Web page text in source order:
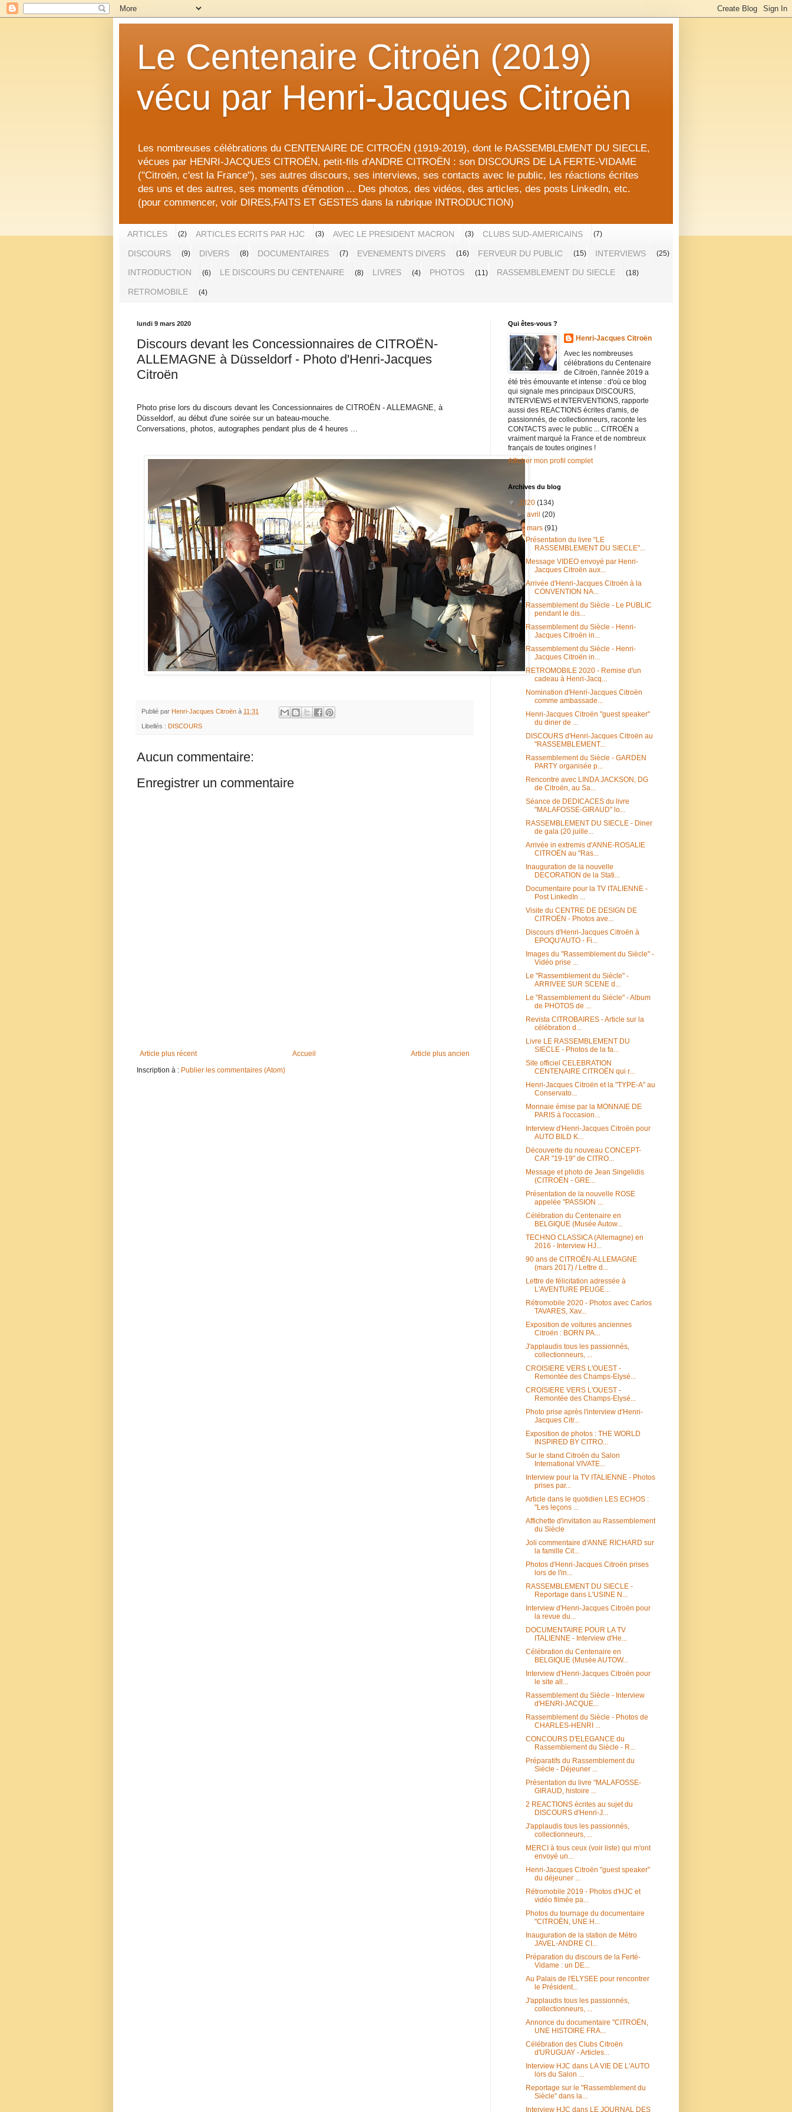
Le Centenaire Citroën (2019)
vécu par Henri-Jacques Citroën
Les nombreuses célébrations du CENTENAIRE DE CITROËN (1919-2019), dont le RASSEMBLEMENT DU SIECLE,
vécues par HENRI-JACQUES CITROËN, petit-fils d'ANDRE CITROËN : son DISCOURS DE LA FERTE-VIDAME
("Citroën, c'est la France"), ses autres discours, ses interviews, ses contacts avec le public, les réactions écrites
des uns et des autres, ses moments d'émotion ... Des photos, des vidéos, des articles, des posts LinkedIn, etc.
(pour commencer, voir DIRES,FAITS ET GESTES dans la rubrique INTRODUCTION)
ARTICLES (2) ARTICLES ECRITS PAR HJC (3) AVEC LE PRESIDENT MACRON (3) CLUBS SUD-AMERICAINS (7)
DISCOURS (9) DIVERS (8) DOCUMENTAIRES (7) EVENEMENTS DIVERS (16) FERVEUR DU PUBLIC (15) INTERVIEWS (25)
INTRODUCTION (6) LE DISCOURS DU CENTENAIRE (8) LIVRES (4) PHOTOS (11) RASSEMBLEMENT DU SIECLE (18)
RETROMOBILE (4)
lundi 9 mars 2020
Discours devant les Concessionnaires de CITROËN-
ALLEMAGNE à Düsseldorf - Photo d'Henri-Jacques
Citroën
Photo prise lors du discours devant les Concessionnaires de CITROËN - ALLEMAGNE, à
Düsseldorf, au début d'une soirée sur un bateau-mouche.
Conversations, photos, autographes pendant plus de 4 heures ...
Publié par Henri-Jacques Citroën à 11:31
Libellés : DISCOURS
Aucun commentaire:
Enregistrer un commentaire
Article plus récent Article plus ancien
Accueil
Inscription à : Publier les commentaires (Atom)
Qui êtes-vous ?
Henri-Jacques Citroën
Avec les nombreuses
célébrations du Centenaire
de Citroën, l'année 2019 a
été très émouvante et intense : d'où ce blog
qui signale mes principaux DISCOURS,
INTERVIEWS et INTERVENTIONS, rapporte
aussi des REACTIONS écrites d'amis, de
passionnés, de collectionneurs, raconte les
CONTACTS avec le public ... CITROËN a
vraiment marqué la France et de nombreux
français de toutes origines !
Afficher mon profil complet
Archives du blog
▼ 2020 (134)
►avril(20)
▼mars(91)
Présentation du livre "LE
RASSEMBLEMENT DU SIECLE"...
Message VIDEO envoyé par Henri-
Jacques Citroën aux...
Arrivée d'Henri-Jacques Citroën à la
CONVENTION NA...
Rassemblement du Siècle - Le PUBLIC
pendant le dis...
Rassemblement du Siècle - Henri-
Jacques Citroën in...
Rassemblement du Siècle - Henri-
Jacques Citroën in...
RETROMOBILE 2020 - Remise d'un
cadeau à Henri-Jacq...
Nomination d'Henri-Jacques Citroën
comme ambassade...
Henri-Jacques Citroën "guest speaker"
du diner de ...
DISCOURS d'Henri-Jacques Citroën au
"RASSEMBLEMENT...
Rassemblement du Siècle - GARDEN
PARTY organisée p...
Rencontre avec LINDA JACKSON, DG
de Citroën, au Sa...
Séance de DEDICACES du livre
"MALAFOSSE-GIRAUD" lo...
RASSEMBLEMENT DU SIECLE - Diner
de gala (20 juille...
Arrivée in extremis d'ANNE-ROSALIE
CITROËN au "Ras...
Inauguration de la nouvelle
DECORATION de la Stati...
Documentaire pour la TV ITALIENNE -
Post LinkedIn ...
Visite du CENTRE DE DESIGN DE
CITROËN - Photos ave...
Discours d'Henri-Jacques Citroën à
EPOQU'AUTO - Fi...
Images du "Rassemblement du Siècle" -
Vidéo prise ...
Le "Rassemblement du Siècle" -
ARRIVEE SUR SCENE d...
Le "Rassemblement du Siècle" - Album
de PHOTOS de ...
Revista CITROBAIRES - Article sur la
célébration d...
Livre LE RASSEMBLEMENT DU
SIECLE - Photos de la fa...
Site officiel CELEBRATION
CENTENAIRE CITROËN qui r...
Henri-Jacques Citroën et la "TYPE-A" au
Conservato...
Monnaie émise par la MONNAIE DE
PARIS à l'occasion...
Interview d'Henri-Jacques Citroën pour
AUTO BILD K...
Découverte du nouveau CONCEPT-
CAR "19-19" de CITRO...
Message et photo de Jean Singelidis
(CITROËN - GRE...
Présentation de la nouvelle ROSE
appelée "PASSION ...
Célébration du Centenaire en
BELGIQUE (Musée Autow...
TECHNO CLASSICA (Allemagne) en
2016 - Interview HJ...
90 ans de CITROËN-ALLEMAGNE
(mars 2017) / Lettre d...
Lettre de félicitation adressée à
L'AVENTURE PEUGE...
Rétromobile 2020 - Photos avec Carlos
TAVARES, Xav...
Exposition de voitures anciennes
Citroën : BORN PA...
J'applaudis tous les passionnés,
collectionneurs, ...
CROISIERE VERS L'OUEST -
Remontée des Champs-Elysé...
CROISIERE VERS L'OUEST -
Remontée des Champs-Elysé...
Photo prise après l'interview d'Henri-
Jacques Citr...
Exposition de photos : THE WORLD
INSPIRED BY CITRO...
Sur le stand Citroën du Salon
International VIVATE...
Interview pour la TV ITALIENNE - Photos
prises par...
Article dans le quotidien LES ECHOS :
"Les leçons ...
Affichette d'invitation au Rassemblement
du Siècle
Joli commentaire d'ANNE RICHARD sur
la famille Cit...
Photos d'Henri-Jacques Citroën prises
lors de l'in...
RASSEMBLEMENT DU SIECLE -
Reportage dans L'USINE N...
Interview d'Henri-Jacques Citroën pour
la revue du...
DOCUMENTAIRE POUR LA TV
ITALIENNE - Interview d'He...
Célébration du Centenaire en
BELGIQUE (Musée AUTOW...
Interview d'Henri-Jacques Citroën pour
le site all...
Rassemblement du Siècle - Interview
d'HENRI-JACQUE...
Rassemblement du Siècle - Photos de
CHARLES-HENRI ...
CONCOURS D'ELEGANCE du
Rassemblement du Siècle - R...
Préparatifs du Rassemblement du
Siècle - Déjeuner ...
Présentation du livre "MALAFOSSE-
GIRAUD, histoire ...
2 REACTIONS écrites au sujet du
DISCOURS d'Henri-J...
J'applaudis tous les passionnés,
collectionneurs, ...
MERCI à tous ceux (voir liste) qui m'ont
envoyé un...
Henri-Jacques Citroën "guest speaker"
du déjeuner ...
Rétromobile 2019 - Photos d'HJC et
vidéo filmée pa...
Photos du tournage du documentaire
"CITROËN, UNE H...
Inauguration de la station de Métro
JAVEL-ANDRE CI...
Préparation du discours de la Ferté-
Vidame : un DE...
Au Palais de l'ELYSEE pour rencontrer
le Président...
J'applaudis tous les passionnés,
collectionneurs, ...
Annonce du documentaire "CITROËN,
UNE HISTOIRE FRA...
Célébration des Clubs Citroën
d'URUGUAY - Articles...
Interview HJC dans LA VIE DE L'AUTO
lors du Salon ...
Reportage sur le "Rassemblement du
Siècle" dans la...
Interview HJC dans LE JOURNAL DES